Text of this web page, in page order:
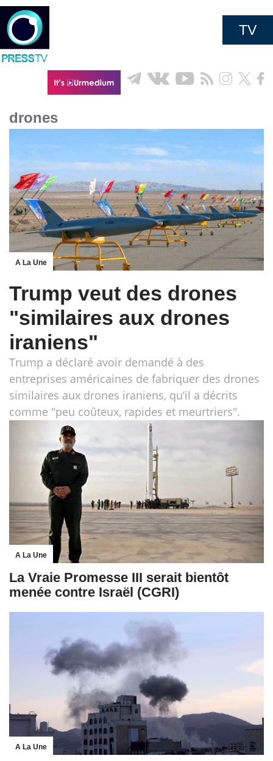
TV
drones
A La Une
Trump veut des drones
"similaires aux drones
iraniens"
Trump a déclaré avoir demandé à des
entreprises américaines de fabriquer des drones
similaires aux drones iraniens, qu’il a décrits
comme "peu coûteux, rapides et meurtriers".
A La Une
La Vraie Promesse III serait bientôt
menée contre Israël (CGRI)
A La Une